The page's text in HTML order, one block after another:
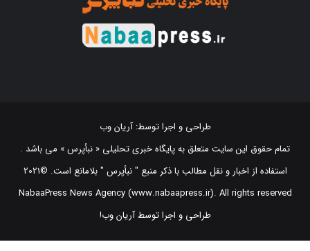
تمام حقوق این سایت متعلق به پایگاه خبری تحلیلی « نبأپرس » می باشد .
استفاده از اخبار و نقل مطالب با ذکر منبع "‌ نبأپرس " بلامانع است. ©2021
NabaaPress News Agency (www.nabaapress.ir). All rights reserved
طراحی و اجرا توسط آریان وب!